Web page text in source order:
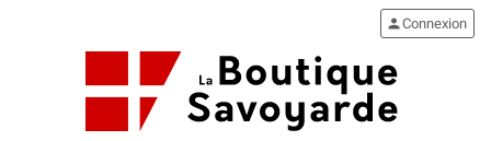
Connexion